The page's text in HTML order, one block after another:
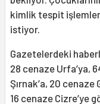
kimlik tespit
istiyor.
Gazetelerdeki
28 cenaze Urfa’ya,
Şırnak’a, 20 cenaze
16 cenaze Cizre’ye